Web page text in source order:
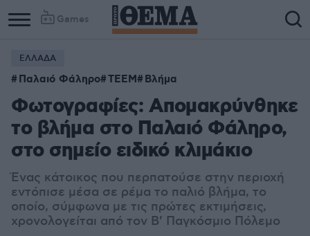
Games
ΕΛΛΑΔΑ
Παλαιό Φάληρο ΤΕΕΜ Βλήμα
Φωτογραφίες: Απομακρύνθηκε
το βλήμα στο Παλαιό Φάληρο,
στο σημείο ειδικό κλιμάκιο
Ένας κάτοικος που περπατούσε στην περιοχή
εντόπισε μέσα σε ρέμα το παλιό βλήμα, το
οποίο, σύμφωνα με τις πρώτες εκτιμήσεις,
χρονολογείται από τον Β’ Παγκόσμιο Πόλεμο